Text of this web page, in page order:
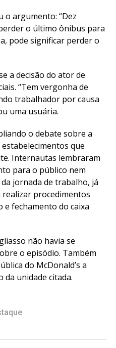
argumento: “Dez
o último ônibus para
pode significar perder o
a decisão do ator de
“Tem vergonha de
trabalhador por causa
uma usuária.
o debate sobre a
que
Internautas lembraram
para o público nem
jornada de trabalho, já
realizar procedimentos
e fechamento do caixa
não havia se
o episódio. Também
do McDonald’s a
unidade citada.